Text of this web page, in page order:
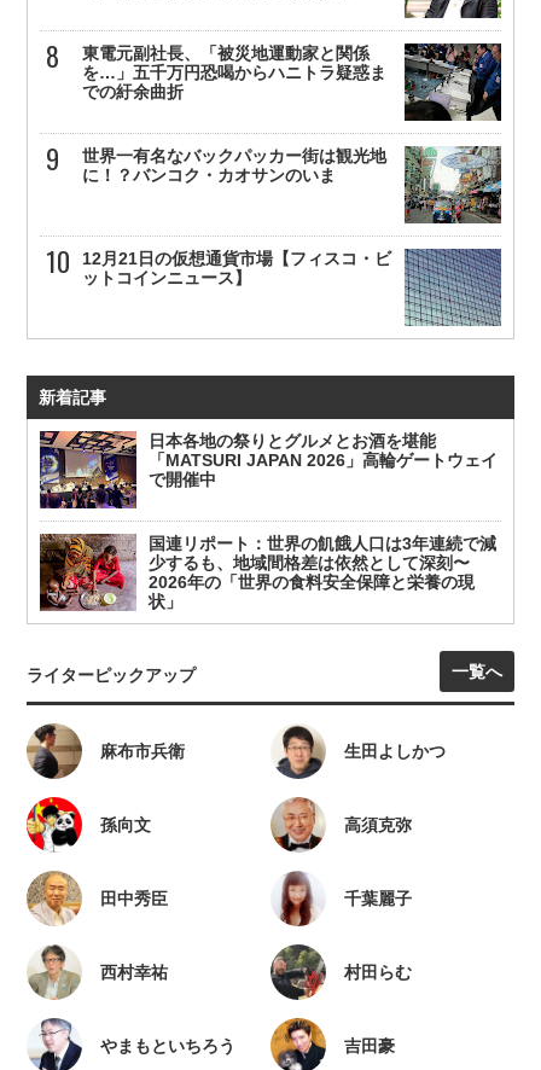
東電元副社長、「被災地運動家と関係
を…」五千万円恐喝からハニトラ疑惑ま
での紆余曲折
世界一有名なバックパッカー街は観光地
に！？バンコク・カオサンのいま
12月21日の仮想通貨市場【フィスコ・ビ
ットコインニュース】
新着記事
日本各地の祭りとグルメとお酒を堪能
「MATSURI JAPAN 2026」高輪ゲートウェイ
で開催中
国連リポート：世界の飢餓人口は3年連続で減
少するも、地域間格差は依然として深刻〜
2026年の「世界の食料安全保障と栄養の現
状」
ライターピックアップ 一覧へ
麻布市兵衛 生田よしかつ
孫向文 高須克弥
田中秀臣 千葉麗子
西村幸祐 村田らむ
やまもといちろう 吉田豪